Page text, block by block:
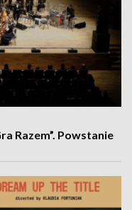
Razem”. Powstanie